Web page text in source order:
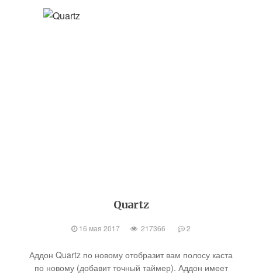
Quartz
16 мая 2017 217366 2
Аддон Quartz по новому отобразит вам полосу каста
по новому (добавит точный таймер). Аддон имеет